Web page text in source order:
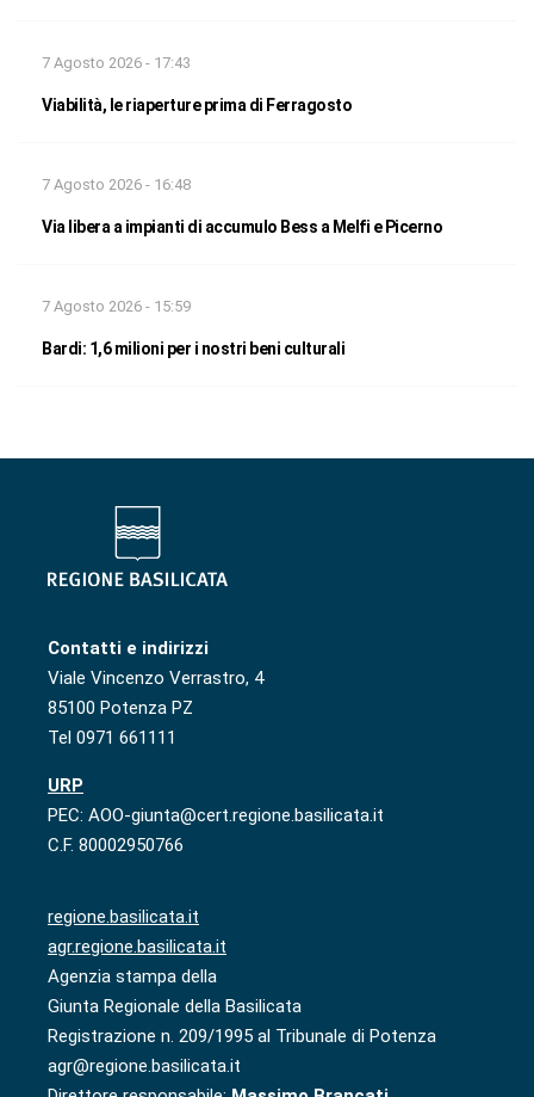
7 Agosto 2026 - 17:43
Viabilità, le riaperture prima di Ferragosto
7 Agosto 2026 - 16:48
Via libera a impianti di accumulo Bess a Melfi e Picerno
7 Agosto 2026 - 15:59
Bardi: 1,6 milioni per i nostri beni culturali
Contatti e indirizzi
Viale Vincenzo Verrastro, 4
85100 Potenza PZ
Tel 0971 661111
URP
PEC: AOO-giunta@cert.regione.basilicata.it
C.F. 80002950766
regione.basilicata.it
agr.regione.basilicata.it
Agenzia stampa della
Giunta Regionale della Basilicata
Registrazione n. 209/1995 al Tribunale di Potenza
agr@regione.basilicata.it